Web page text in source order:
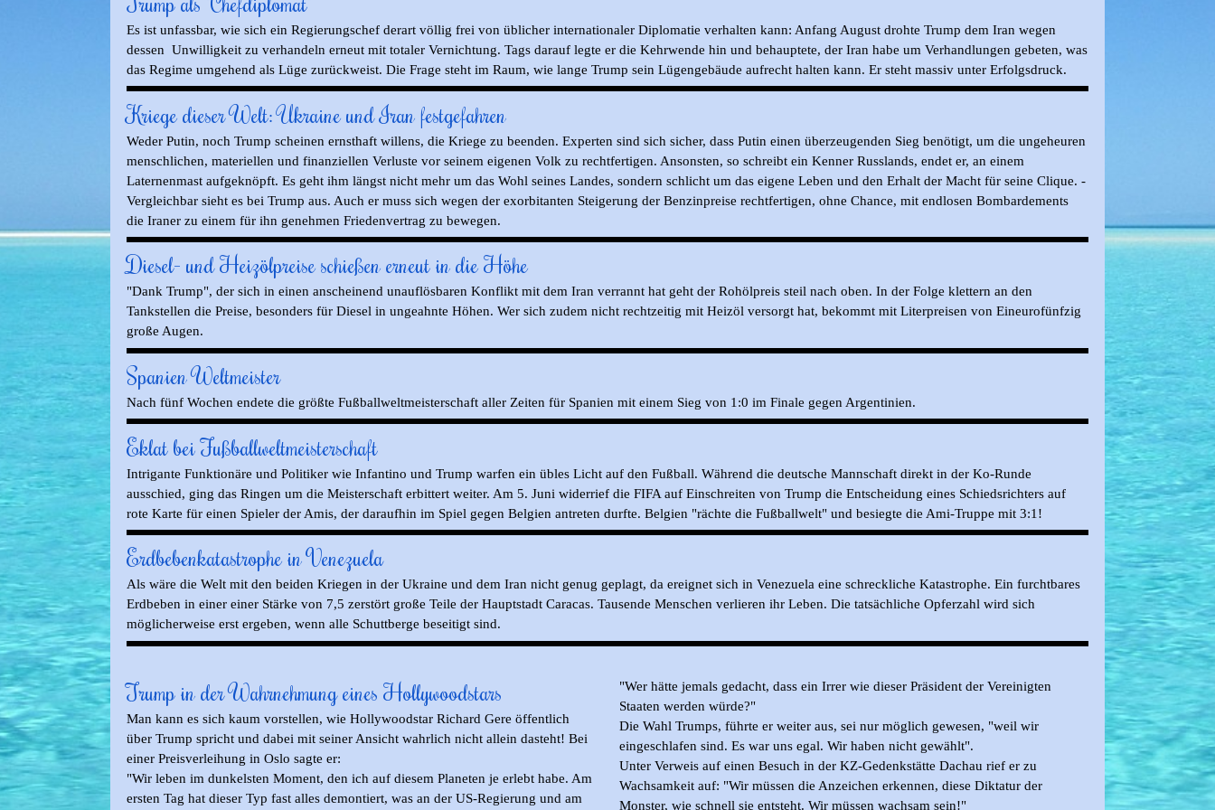
Es ist unfassbar, wie sich ein Regierungschef derartvöllig frei vonüblicherinternationaler Diplomatieverhalten kann: Anfang August drohte Trump dem Iran wegen
dessen Unwilligkeit zu verhandeln erneut mit totaler Vernichtung. Tags darauf legte er die Kehrwende hin und behauptete, der Iran habe um Verhandlungen gebeten, was
das Regime umgehend als Lüge zurückweist. Die Frage steht im Raum, wie lange Trump sein Lügengebäude aufrecht halten kann. Er steht massiv unter Erfolgsdruck.
Kriege dieser Welt: Ukraine und Iran festgefahren
Weder Putin, noch Trump scheinen ernsthaft willens, die Kriege zu beenden. Experten sind sich sicher, dass Putin einen überzeugenden Sieg benötigt, um die ungeheuren
menschlichen, materiellen und finanziellen Verluste vor seinem eigenen Volk zu rechtfertigen. Ansonsten, so schreibt ein Kenner Russlands, endet er, an einem
Laternenmast aufgeknöpft. Es geht ihm längst nicht mehr um das Wohl seines Landes, sondern schlicht um das eigene Leben und den Erhalt der Macht für seine Clique. -
Vergleichbar sieht es bei Trump aus. Auch er muss sich wegen der exorbitanten Steigerung der Benzinpreise rechtfertigen, ohne Chance, mit endlosen Bombardements
die Iraner zu einem für ihn genehmen Friedenvertrag zu bewegen.
Diesel- und Heizölpreise schießen erneut in die Höhe
"Dank Trump", der sich in einen anscheinend unauflösbaren Konflikt mit dem Iran verrannt hat geht der Rohölpreis steil nach oben. In der Folge klettern an den
Tankstellen die Preise, besonders für Diesel in ungeahnte Höhen. Wer sich zudem nicht rechtzeitig mit Heizöl versorgt hat, bekommt mit Literpreisen von Eineurofünfzig
große Augen.
Spanien Weltmeister
Nach fünf Wochen endete die größte Fußballweltmeisterschaft aller Zeiten für Spanien mit einem Sieg von 1:0 im Finale gegen Argentinien.
Eklat bei Fußballweltmeisterschaft
Intrigante Funktionäre und Politiker wie Infantino und Trump warfen ein übles Licht auf den Fußball.Während die deutsche Mannschaft direkt in der Ko-Runde
ausschied, ging das Ringen um die Meisterschaft erbittert weiter. Am 5. Juni widerrief die FIFA auf Einschreiten von Trump die Entscheidung eines Schiedsrichters auf
rote Karte für einen Spieler der Amis, der daraufhin im Spiel gegen Belgien antreten durfte. Belgien "rächte die Fußballwelt" und besiegte die Ami-Truppe mit 3:1!
Erdbebenkatastrophe in Venezuela
Als wäre die Welt mit den beiden Kriegen in der Ukraine und dem Iran nicht genug geplagt, da ereignet sich in Venezuela eine schreckliche Katastrophe. Ein furchtbares
Erdbeben in einer einer Stärke von 7,5 zerstört große Teile der Hauptstadt Caracas. Tausende Menschen verlieren ihr Leben. Die tatsächliche Opferzahl wird sich
möglicherweise erst ergeben, wenn alle Schuttberge beseitigt sind.
"Wer hätte jemals gedacht, dass ein Irrer wie dieser Präsident der Vereinigten
Staaten werden würde?"
Die Wahl Trumps, führte er weiter aus, sei nur möglich gewesen, "weil wir
eingeschlafen sind. Es war uns egal. Wir haben nicht gewählt".
Unter Verweis auf einen Besuch in der KZ-Gedenkstätte Dachau rief er zu
Wachsamkeit auf: "Wir müssen die Anzeichen erkennen, diese Diktatur der
Monster, wie schnell sie entsteht. Wir müssen wachsam sein!"
Trump in der Wahrnehmung eines Hollywoodstars
Man kann es sich kaum vorstellen, wie Hollywoodstar Richard Gere öffentlich
über Trump spricht und dabei mit seiner Ansicht wahrlich nicht allein dasteht! Bei
einer Preisverleihung in Oslo sagte er:
"Wir leben im dunkelsten Moment, den ich auf diesem Planeten je erlebt habe. Am
ersten Tag hat dieser Typ fast alles demontiert, was an der US-Regierung und am